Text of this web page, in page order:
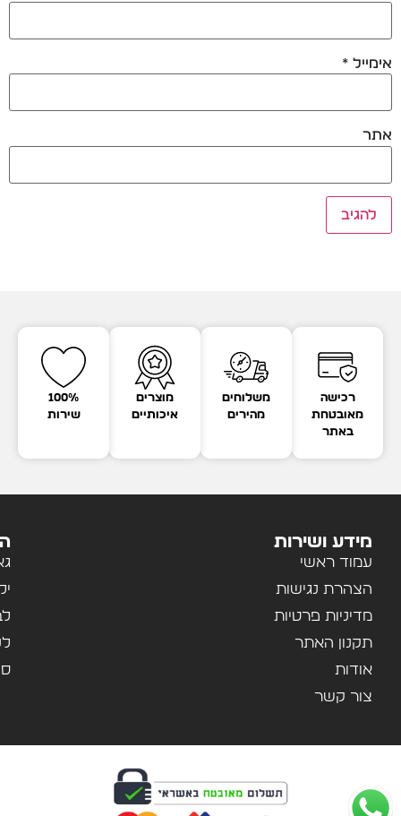
אימייל *
אתר
רכישה
מאובטחת
באתר
משלוחים
מהירים
מוצרים
איכותיים
100%
שירות
מידע ושירות
עמוד ראשי
הצהרת נגישות
מדיניות פרטיות
תקנון האתר
אודות
צור קשר